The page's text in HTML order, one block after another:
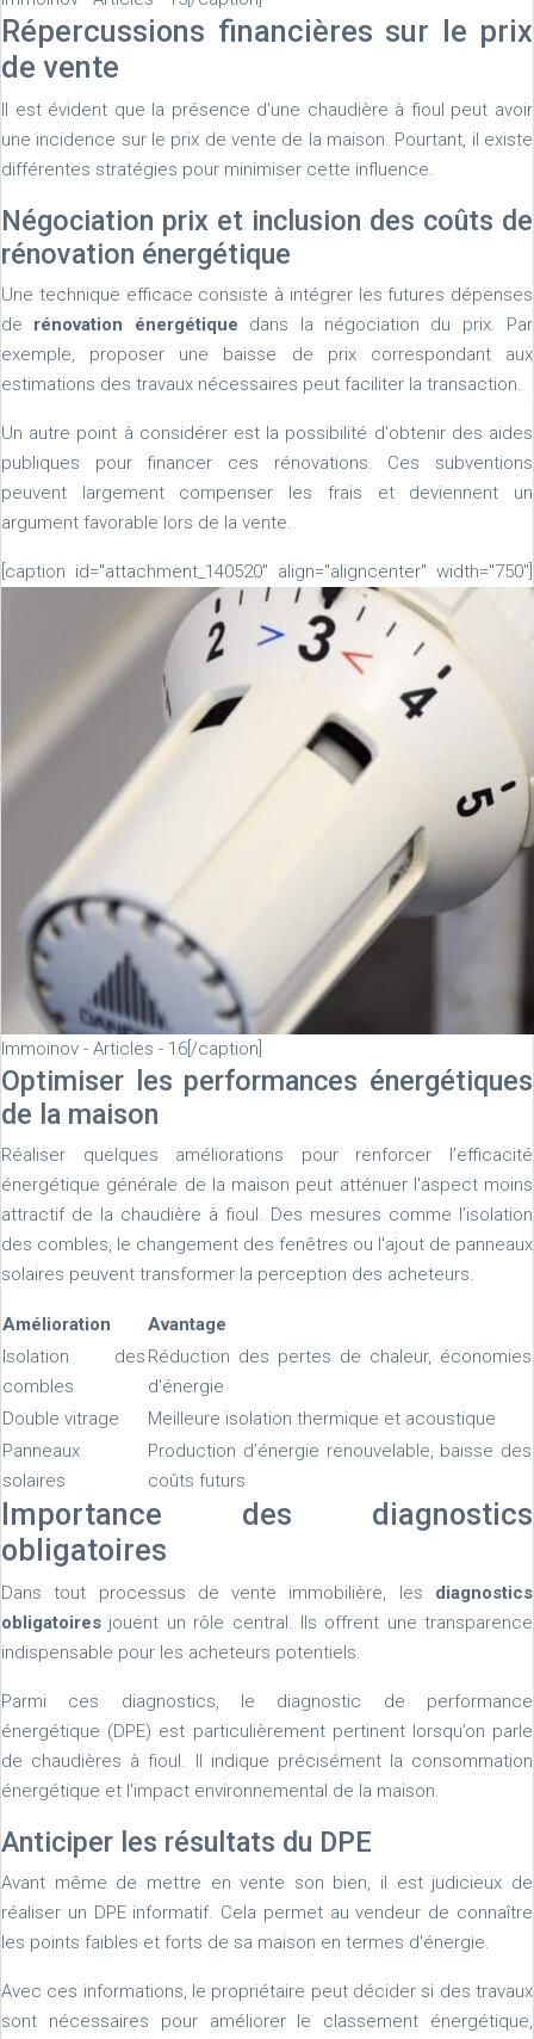
Répercussions financières sur le prix
de vente
Il est évident que la présence d'une chaudière à fioul peut avoir
une incidence sur le prix de vente de la maison. Pourtant, il existe
différentes stratégies pour minimiser cette influence.
Négociation prix et inclusion des coûts de
rénovation énergétique
Une technique efficace consiste à intégrer les futures dépenses
de rénovation énergétique dans la négociation du prix. Par
exemple, proposer une baisse de prix correspondant aux
estimations des travaux nécessaires peut faciliter la transaction.
Un autre point à considérer est la possibilité d'obtenir des aides
publiques pour financer ces rénovations. Ces subventions
peuvent largement compenser les frais et deviennent un
argument favorable lors de la vente.
[caption id="attachment_140520" align="aligncenter" width="750"]
Immoinov - Articles - 16[/caption]
Optimiser les performances énergétiques
de la maison
Réaliser quelques améliorations pour renforcer l’efficacité
énergétique générale de la maison peut atténuer l'aspect moins
attractif de la chaudière à fioul. Des mesures comme l’isolation
des combles, le changement des fenêtres ou l'ajout de panneaux
solaires peuvent transformer la perception des acheteurs.
Amélioration
Avantage
Isolation des
combles
Réduction des pertes de chaleur, économies
d'énergie
Double vitrage
Meilleure isolation thermique et acoustique
Panneaux
solaires
Production d’énergie renouvelable, baisse des
coûts futurs
Importance des diagnostics
obligatoires
Dans tout processus de vente immobilière, les diagnostics
obligatoires jouent un rôle central. Ils offrent une transparence
indispensable pour les acheteurs potentiels.
Parmi ces diagnostics, le diagnostic de performance
énergétique (DPE) est particulièrement pertinent lorsqu’on parle
de chaudières à fioul. Il indique précisément la consommation
énergétique et l'impact environnemental de la maison.
Anticiper les résultats du DPE
Avant même de mettre en vente son bien, il est judicieux de
réaliser un DPE informatif. Cela permet au vendeur de connaître
les points faibles et forts de sa maison en termes d'énergie.
Avec ces informations, le propriétaire peut décider si des travaux
sont nécessaires pour améliorer le classement énergétique,